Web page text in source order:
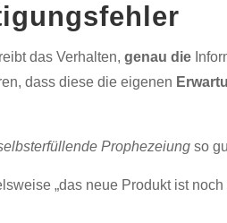
das Verhalten, genau die
dass diese die eigenen
Prophezeiungso
„das neue Produkt ist